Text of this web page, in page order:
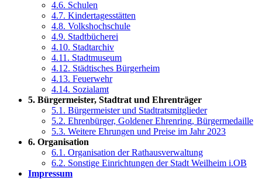
4.6. Schulen
4.7. Kindertagesstätten
4.8. Volkshochschule
4.9. Stadtbücherei
4.10. Stadtarchiv
4.11. Stadtmuseum
4.12. Städtisches Bürgerheim
4.13. Feuerwehr
4.14. Sozialamt
5. Bürgermeister, Stadtrat und Ehrenträger
5.1. Bürgermeister und Stadtratsmitglieder
5.2. Ehrenbürger, Goldener Ehrenring, Bürgermedaille
5.3. Weitere Ehrungen und Preise im Jahr 2023
6. Organisation
6.1. Organisation der Rathausverwaltung
6.2. Sonstige Einrichtungen der Stadt Weilheim i.OB
Impressum